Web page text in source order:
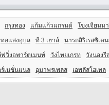
กรุงทอง แก้มแก้วแกรนด์ โขงเจียมม
ทอแสงอุบล ที 3 เฮาส์ นารถสิริเรสซิเด
ฟวิ่งอพาร์ตเมนท์ วังไทยเกรท วังนองรี
เนชั่นแนล อุมาพรเพลส เอพลัสโฮเทล